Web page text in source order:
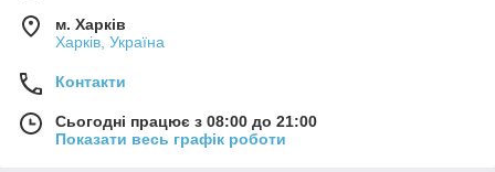
м. Харків
Харків, Україна
Контакти
Сьогодні працює з 08:00 до 21:00
Показати весь графік роботи